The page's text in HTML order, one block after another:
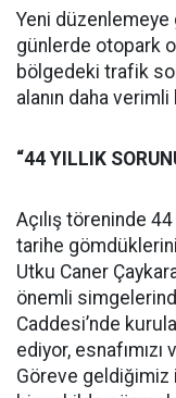
Yeni düzenlemeye
günlerde otopark
bölgedeki trafik
alanın daha
“44 YILLIK
Açılış töreninde
tarihe
Utku Caner
önemli
Caddesi’nde
ediyor, esnafımızı
Göreve geldiğimiz